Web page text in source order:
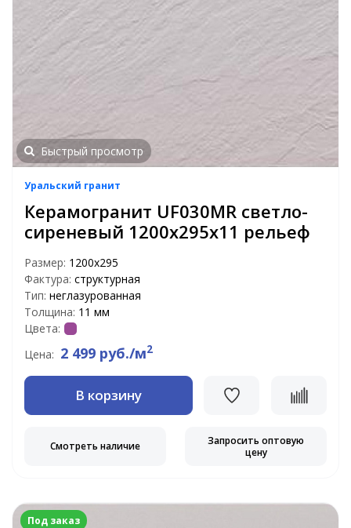
Быстрый просмотр
Уральский гранит
Керамогранит UF030MR светло-
сиреневый 1200х295х11 рельеф
Размер: 1200х295
Фактура: структурная
Тип: неглазурованная
Толщина: 11 мм
Цвета:
Цена: 2 499 руб./м2
В корзину
Смотреть наличие
Запросить оптовую
цену
Под заказ